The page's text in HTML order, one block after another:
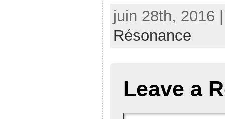
juin 28th, 2016
Résonance
Leave a